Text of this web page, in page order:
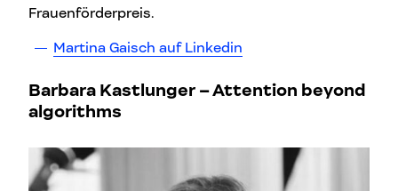
Frauenförderpreis.
Martina Gaisch auf Linkedin
Barbara Kastlunger – Attention beyond
algorithms